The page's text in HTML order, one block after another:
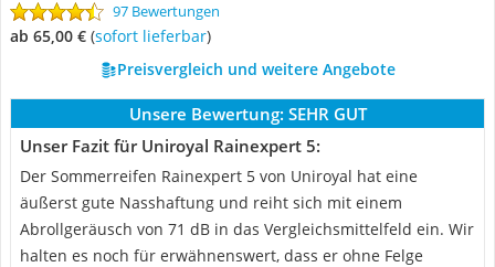
97 Bewertungen
ab 65,00 € ( Sofort lieferbar)
Preisvergleich und weitere Angebote
Unsere Bewertung: SEHR GUT
Unser Fazit für Uniroyal Rainexpert 5:
Der Sommerreifen Rainexpert 5 von Uniroyal hat eine
äußerst gute Nasshaftung und reiht sich mit einem
Abrollgeräusch von 71 dB in das Vergleichsmittelfeld ein. Wir
halten es noch für erwähnenswert, dass er ohne Felge